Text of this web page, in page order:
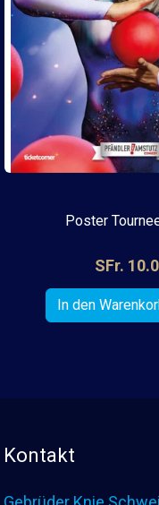
Poster
SFr.
Kontakt